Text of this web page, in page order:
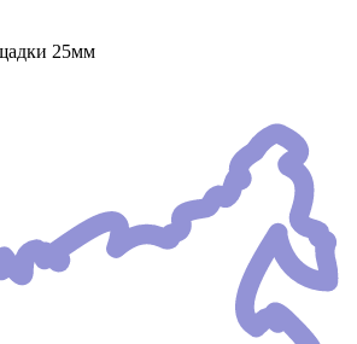
25мм